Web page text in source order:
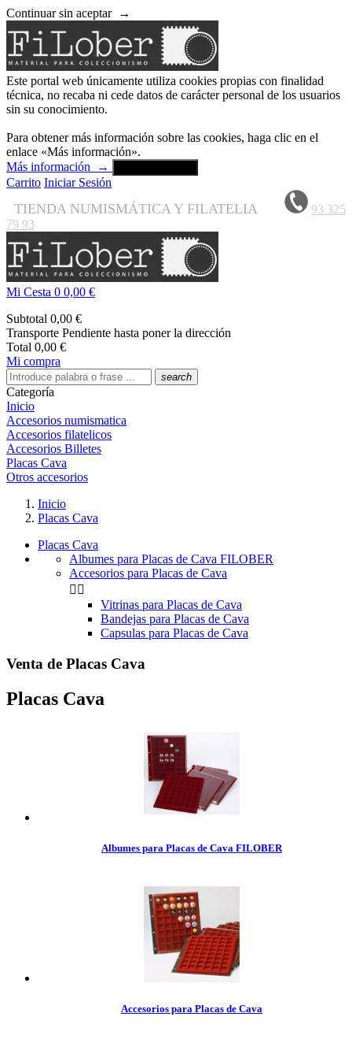
Continuar sin aceptar →
Este portal web únicamente utiliza cookies propias con finalidad
técnica, no recaba ni cede datos de carácter personal de los usuarios
sin su conocimiento.
Para obtener más información sobre las cookies, haga clic en el
enlace «Más información».
Más información
→
Carrito Iniciar Sesión
TIENDA NUMISMÁTICA Y FILATELIA
93 325
79 93
Mi Cesta 0 0,00 €
Subtotal 0,00 €
Transporte Pendiente hasta poner la dirección
Total 0,00 €
Mi compra
search
Categoría
Inicio
Accesorios numismatica
Accesorios filatelicos
Accesorios Billetes
Placas Cava
Otros accesorios
Inicio
Placas Cava
Placas Cava
Albumes para Placas de Cava FILOBER
Accesorios para Placas de Cava
 
Vitrinas para Placas de Cava
Bandejas para Placas de Cava
Capsulas para Placas de Cava
Venta de Placas Cava
Placas Cava
Albumes para Placas de Cava FILOBER
Accesorios para Placas de Cava